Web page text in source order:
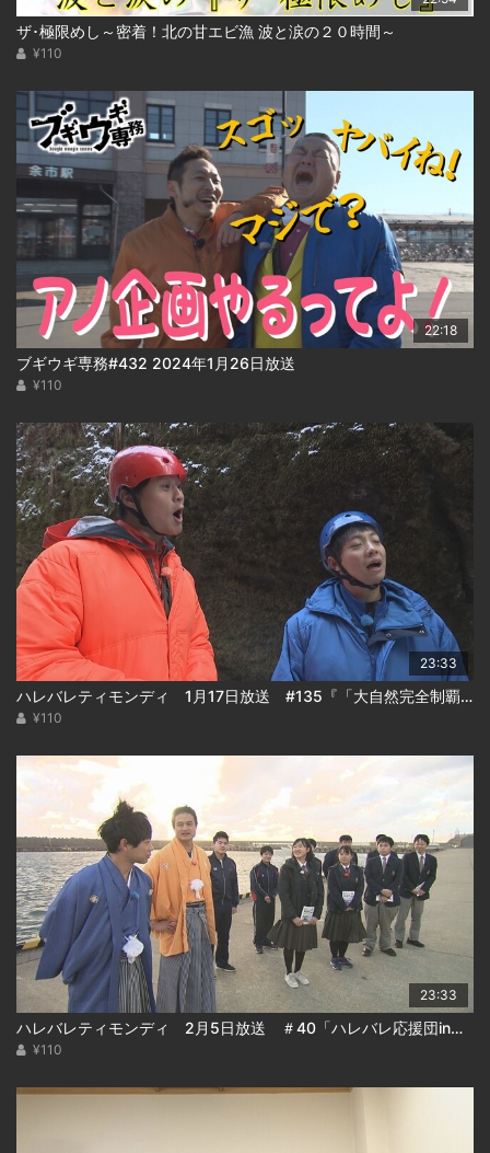
ザ･極限めし～密着！北の甘エビ漁 波と涙の２０時間～
¥110
22:18
ブギウギ専務#432 2024年1月26日放送
¥110
23:33
ハレバレティモンディ 1月17日放送 #135『「大自然完全制覇」支笏湖編(後編)』
¥110
23:33
ハレバレティモンディ 2月5日放送 ＃40「ハレバレ応援団in松前(後)」
¥110